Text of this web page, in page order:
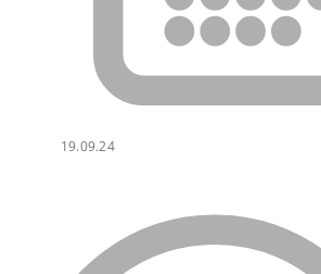
19.09.24